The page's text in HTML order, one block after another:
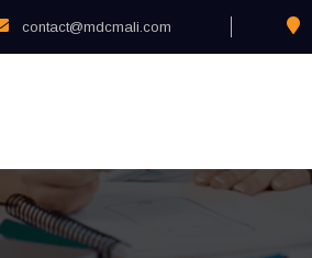
contact@mdcmali.com